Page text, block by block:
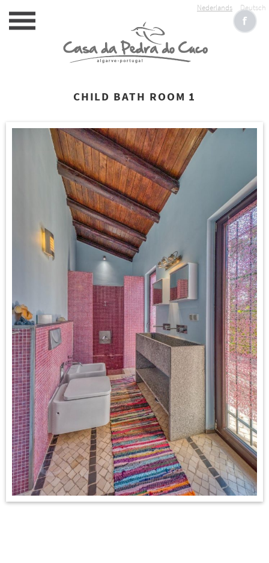
Nederlands Deutsch
HOME
ACCOMMODATIE
SERVICE
RESERVEREN
FOTOALBUM
CONTACT
CHILD BATH ROOM 1